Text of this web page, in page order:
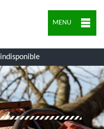
MENU
indisponible